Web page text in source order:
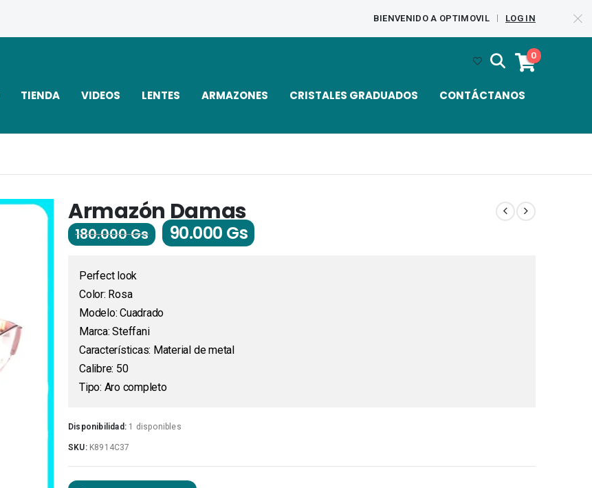
BIENVENIDO A OPTIMOVIL LOG IN
0
TIENDA VIDEOS LENTES ARMAZONES CRISTALES GRADUADOS CONTÁCTANOS
Armazón Damas
180.000Gs 90.000 Gs
Perfect look
Color: Rosa
Modelo: Cuadrado
Marca: Steffani
Características: Material de metal
Calibre: 50
Tipo: Aro completo
Disponibilidad: 1 disponibles
SKU: K8914C37